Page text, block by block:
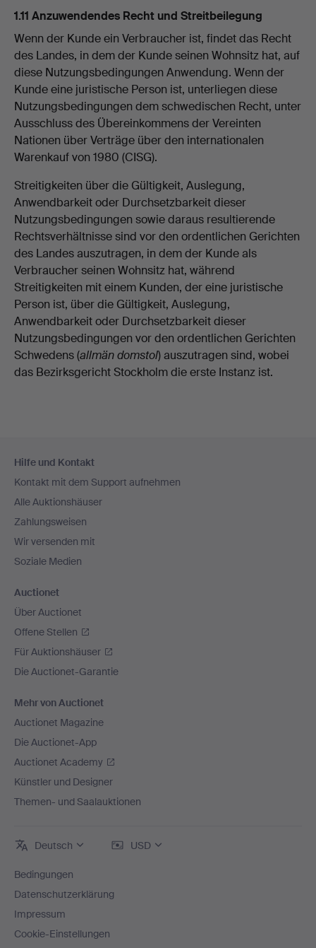
1.11 Anzuwendendes Recht und Streitbeilegung
Wenn der Kunde ein Verbraucher ist, findet das Recht
des Landes, in dem der Kunde seinen Wohnsitz hat, auf
diese Nutzungsbedingungen Anwendung. Wenn der
Kunde eine juristische Person ist, unterliegen diese
Nutzungsbedingungen dem schwedischen Recht, unter
Ausschluss des Übereinkommens der Vereinten
Nationen über Verträge über den internationalen
Warenkauf von 1980 (CISG).
Streitigkeiten über die Gültigkeit, Auslegung,
Anwendbarkeit oder Durchsetzbarkeit dieser
Nutzungsbedingungen sowie daraus resultierende
Rechtsverhältnisse sind vor den ordentlichen Gerichten
des Landes auszutragen, in dem der Kunde als
Verbraucher seinen Wohnsitz hat, während
Streitigkeiten mit einem Kunden, der eine juristische
Person ist, über die Gültigkeit, Auslegung,
Anwendbarkeit oder Durchsetzbarkeit dieser
Nutzungsbedingungen vor den ordentlichen Gerichten
Schwedens (allmän domstol) auszutragen sind, wobei
das Bezirksgericht Stockholm die erste Instanz ist.
Navigation
Hilfe und Kontakt
Kontakt mit dem Support aufnehmen
Alle Auktionshäuser
Zahlungsweisen
Wir versenden mit
Soziale Medien
Auctionet
Über Auctionet
Offene Stellen
Für Auktionshäuser
Die Auctionet-Garantie
Mehr von Auctionet
Auctionet Magazine
Die Auctionet-App
Auctionet Academy
Künstler und Designer
Themen- und Saalauktionen
Deutsch USD
Bedingungen
Datenschutzerklärung
Impressum
Cookie-Einstellungen